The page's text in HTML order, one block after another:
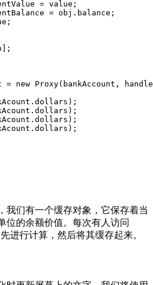
= value;
= obj.balance;
= new Proxy(bankAccount,
我们有一个缓存对象，它保存着当
位的余额价值。每次有人访问
进行计算，然后将其缓存起来。